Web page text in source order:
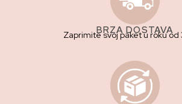
BRZA DOSTAVA
Zaprimite svoj paket u roku od